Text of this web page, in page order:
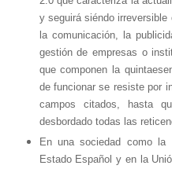
y seguirá siéndo irreversible
la comunicación, la
gestión de empresas o
que componen la
de funcionar se resiste por
campos citados, hasta
desbordado todas las
En una sociedad como
Estado Español y en la